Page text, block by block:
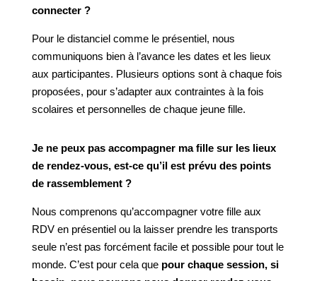
connecter ?
Pour le distanciel comme le présentiel, nous
communiquons bien à l’avance les dates et les lieux
aux participantes. Plusieurs options sont à chaque fois
proposées, pour s’adapter aux contraintes à la fois
scolaires et personnelles de chaque jeune fille.
Je ne peux pas accompagner ma fille sur les lieux
de rendez-vous, est-ce qu’il est prévu des points
de rassemblement ?
Nous comprenons qu’accompagner votre fille aux
RDV en présentiel ou la laisser prendre les transports
seule n’est pas forcément facile et possible pour tout le
monde. C’est pour cela quepour chaque session, si